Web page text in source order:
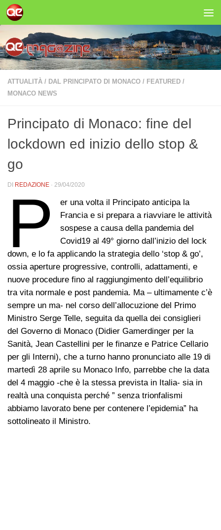
Salta al contenuto
ATTUALITÀ / DAL PRINCIPATO DI MONACO / FEATURED /
MONACO NEWS
Principato di Monaco: fine del
lockdown ed inizio dello stop &
go
DI REDAZIONE · 29/04/2020
P
er una volta il Principato anticipa la
Francia e si prepara a riavviare le attività
sospese a causa della pandemia del
Covid19 al 49° giorno dall’inizio del lock
down, e lo fa applicando la strategia dello ‘stop & go’,
ossia aperture progressive, controlli, adattamenti, e
nuove procedure fino al raggiungimento dell’equilibrio
tra vita normale e post pandemia. Ma – ultimamente c’è
sempre un ma- nel corso dell’allocuzione del Primo
Ministro Serge Telle, seguita da quella dei consiglieri
del Governo di Monaco (Didier Gamerdinger per la
Sanità, Jean Castellini per le finanze e Patrice Cellario
per gli Interni), che a turno hanno pronunciato alle 19 di
martedì 28 aprile su Monaco Info, parrebbe che la data
del 4 maggio -che è la stessa prevista in Italia- sia in
realtà una conquista perché ” senza trionfalismi
abbiamo lavorato bene per contenere l’epidemia” ha
sottolineato il Ministro.